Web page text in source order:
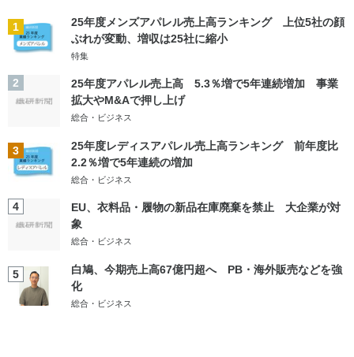
1
25年度メンズアパレル売上高ランキング 上位5社の顔
ぶれが変動、増収は25社に縮小
特集
2
25年度アパレル売上高 5.3％増で5年連続増加 事業
拡大やM&Aで押し上げ
総合・ビジネス
3
25年度レディスアパレル売上高ランキング 前年度比
2.2％増で5年連続の増加
総合・ビジネス
4
EU、衣料品・履物の新品在庫廃棄を禁止 大企業が対
象
総合・ビジネス
5
白鳩、今期売上高67億円超へ PB・海外販売などを強
化
総合・ビジネス